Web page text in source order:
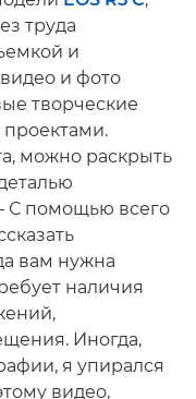
труда
и
и фото
творческие
можно раскрыть
С помощью всего
вам нужна
наличия
Иногда,
я упирался
видео,